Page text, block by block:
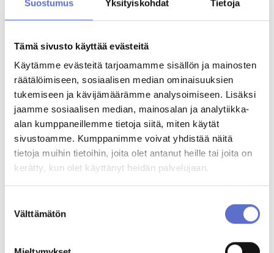
Suostumus Yksityiskohdat Tietoja
Tämä sivusto käyttää evästeitä
Käytämme evästeitä tarjoamamme sisällön ja mainosten
räätälöimiseen, sosiaalisen median ominaisuuksien
tukemiseen ja kävijämäärämme analysoimiseen. Lisäksi
jaamme sosiaalisen median, mainosalan ja analytiikka-
alan kumppaneillemme tietoja siitä, miten käytät
sivustoamme. Kumppanimme voivat yhdistää näitä
tietoja muihin tietoihin, joita olet antanut heille tai joita on
kerätty, kun olet käyttänyt heidän palvelujaan.
valinta
Välttämätön
FIN
020 506 5687
Varaa videotapaaminen
ENG,
Jere Turunen
Automyyjä
020 506 5807
ENG,
Jarkko Nurmela
020 506 5814